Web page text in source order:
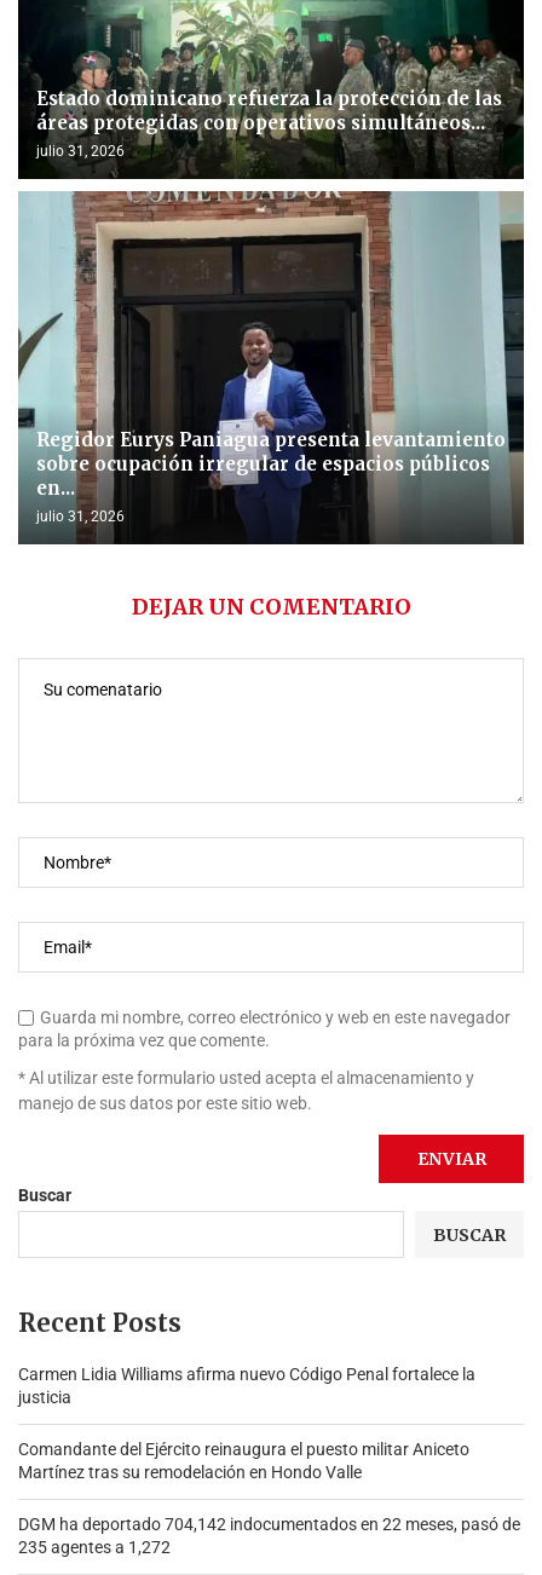
Estado dominicano refuerza la protección de las
áreas protegidas con operativos simultáneos...
julio 31, 2026
Regidor Eurys Paniagua presenta levantamiento
sobre ocupación irregular de espacios públicos
en...
julio 31, 2026
DEJAR UN COMENTARIO
Guarda mi nombre, correo electrónico y web en este navegador
para la próxima vez que comente.
* Al utilizar este formulario usted acepta el almacenamiento y
manejo de sus datos por este sitio web.
Buscar
BUSCAR
Recent Posts
Carmen Lidia Williams afirma nuevo Código Penal fortalece la
justicia
Comandante del Ejército reinaugura el puesto militar Aniceto
Martínez tras su remodelación en Hondo Valle
DGM ha deportado 704,142 indocumentados en 22 meses, pasó de
235 agentes a 1,272